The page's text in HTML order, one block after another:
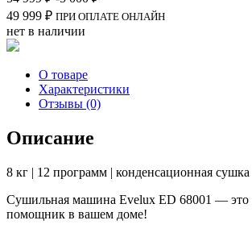
49 999 ₽ ПРИ ОПЛАТЕ ОНЛАЙН
нет в наличии
О товаре
Характеристики
Отзывы (0)
Описание
8 кг | 12 программ | конденсационная сушка
Сушильная машина Evelux ED 68001 — это
помощник в вашем доме!